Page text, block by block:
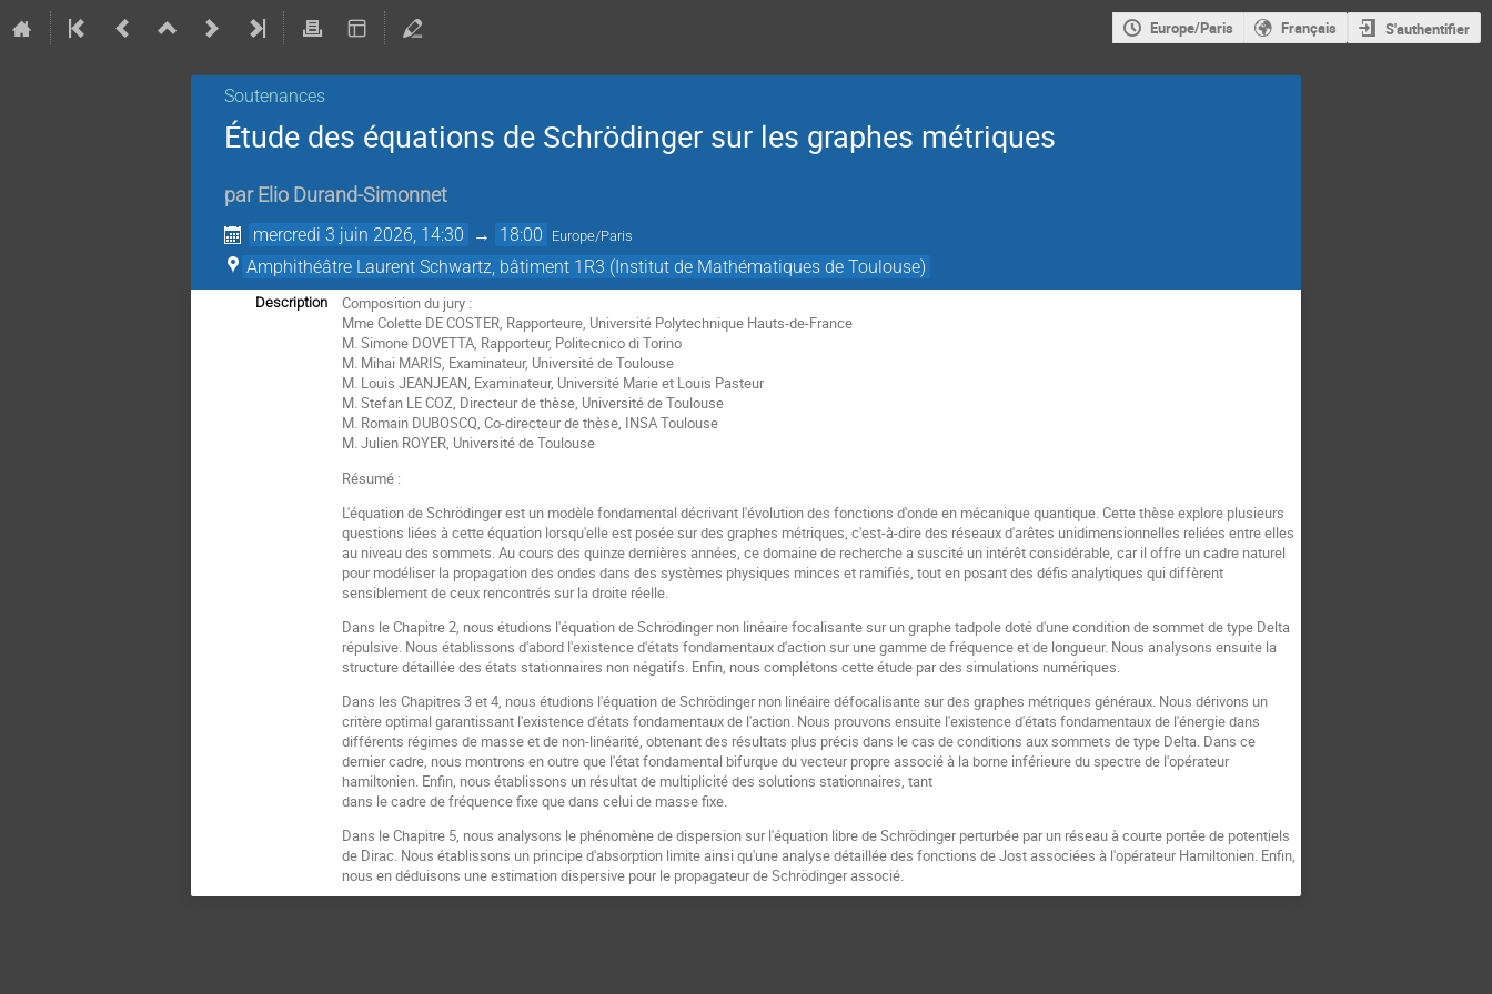
Europe/Paris Français S'authentifier
Soutenances
Étude des équations de Schrödinger sur les graphes métriques
par Elio Durand-Simonnet
mercredi 3 juin 2026, 14:30 → 18:00 Europe/Paris
Amphithéâtre Laurent Schwartz, bâtiment 1R3 (Institut de Mathématiques de Toulouse)
Description
Composition du jury :
Mme Colette DE COSTER, Rapporteure, Université Polytechnique Hauts-de-France
M. Simone DOVETTA, Rapporteur, Politecnico di Torino
M. Mihai MARIS, Examinateur, Université de Toulouse
M. Louis JEANJEAN, Examinateur, Université Marie et Louis Pasteur
M. Stefan LE COZ, Directeur de thèse, Université de Toulouse
M. Romain DUBOSCQ, Co-directeur de thèse, INSA Toulouse
M. Julien ROYER, Université de Toulouse
Résumé :
L'équation de Schrödinger est un modèle fondamental décrivant l'évolution des fonctions d'onde en mécanique quantique. Cette thèse explore plusieurs
questions liées à cette équation lorsqu'elle est posée sur des graphes métriques, c'est-à-dire des réseaux d'arêtes unidimensionnelles reliées entre elles
au niveau des sommets. Au cours des quinze dernières années, ce domaine de recherche a suscité un intérêt considérable, car il offre un cadre naturel
pour modéliser la propagation des ondes dans des systèmes physiques minces et ramifiés, tout en posant des défis analytiques qui diffèrent
sensiblement de ceux rencontrés sur la droite réelle.
Dans le Chapitre 2, nous étudions l'équation de Schrödinger non linéaire focalisante sur un graphe tadpole doté d'une condition de sommet de type Delta
répulsive. Nous établissons d'abord l'existence d'états fondamentaux d'action sur une gamme de fréquence et de longueur. Nous analysons ensuite la
structure détaillée des états stationnaires non négatifs. Enfin, nous complétons cette étude par des simulations numériques.
Dans les Chapitres 3 et 4, nous étudions l'équation de Schrödinger non linéaire défocalisante sur des graphes métriques généraux. Nous dérivons un
critère optimal garantissant l'existence d'états fondamentaux de l'action. Nous prouvons ensuite l'existence d'états fondamentaux de l'énergie dans
différents régimes de masse et de non-linéarité, obtenant des résultats plus précis dans le cas de conditions aux sommets de type Delta. Dans ce
dernier cadre, nous montrons en outre que l'état fondamental bifurque du vecteur propre associé à la borne inférieure du spectre de l'opérateur
hamiltonien. Enfin, nous établissons un résultat de multiplicité des solutions stationnaires, tant
dans le cadre de fréquence fixe que dans celui de masse fixe.
Dans le Chapitre 5, nous analysons le phénomène de dispersion sur l'équation libre de Schrödinger perturbée par un réseau à courte portée de potentiels
de Dirac. Nous établissons un principe d'absorption limite ainsi qu'une analyse détaillée des fonctions de Jost associées à l'opérateur Hamiltonien. Enfin,
nous en déduisons une estimation dispersive pour le propagateur de Schrödinger associé.